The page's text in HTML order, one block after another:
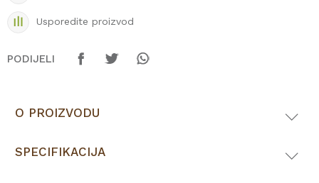
Usporedite proizvod
PODIJELI
O PROIZVODU
SPECIFIKACIJA